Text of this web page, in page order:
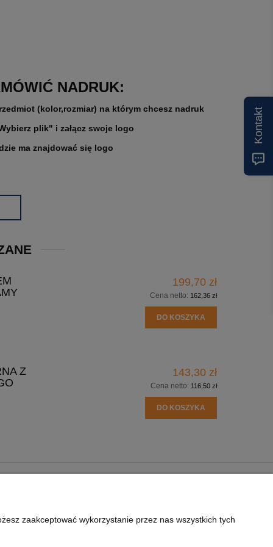
NADRUK:
(kolor,rozmiar) na którym chcesz nadruk
plik" i załącz swoje logo
ma znajdować się logo
199,70 zł
Cena netto: 162,36 zł
DO KOSZYKA
Z
143,30 zł
Cena netto: 116,50 zł
DO KOSZYKA
DO NADRUKU? REALIZACJE - GALERIA
zaakceptować wykorzystanie przez nas wszystkich tych
Kontakt